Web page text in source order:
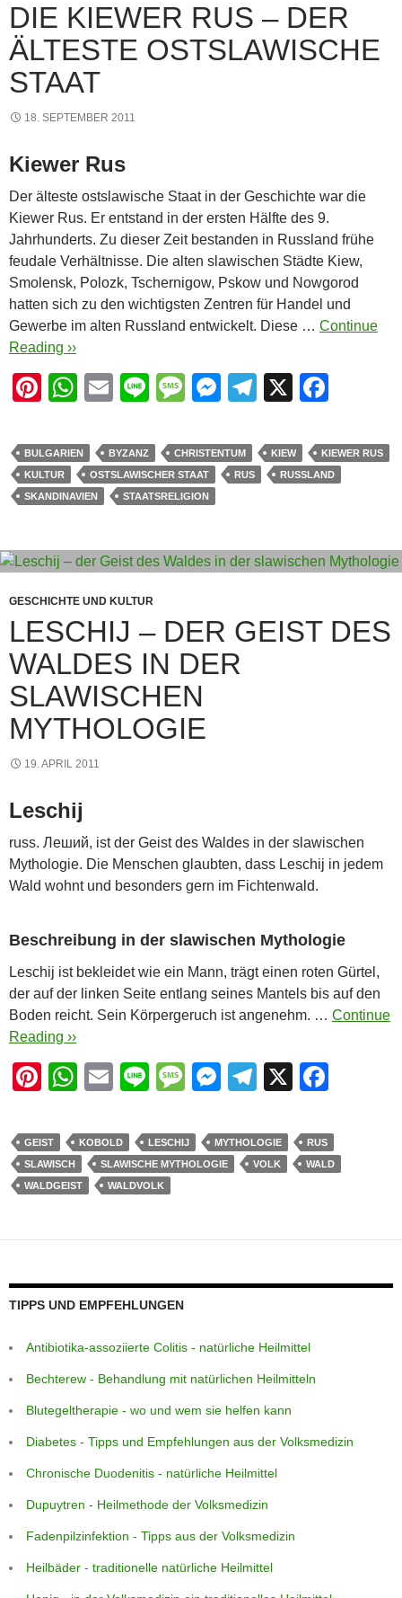
DIE KIEWER RUS – DER
ÄLTESTE OSTSLAWISCHE
STAAT
18. SEPTEMBER 2011
Kiewer Rus
Der älteste ostslawische Staat in der Geschichte war die
Kiewer Rus. Er entstand in der ersten Hälfte des 9.
Jahrhunderts. Zu dieser Zeit bestanden in Russland frühe
feudale Verhältnisse. Die alten slawischen Städte Kiew,
Smolensk, Polozk, Tschernigow, Pskow und Nowgorod
hatten sich zu den wichtigsten Zentren für Handel und
Gewerbe im alten Russland entwickelt. Diese … Continue
Reading ››
Pi
er
e
st
W
at
s
A
p
E
ail
Li
e
M
ss
a
g
M
ss
e
er
T
e
gr
X
c
e
o
BULGARIEN BYZANZ CHRISTENTUM KIEW
KIEWER RUS
KULTUR
OSTSLAWISCHER STAAT RUS
RUSSLAND
SKANDINAVIEN
STAATSRELIGION
GESCHICHTE UND KULTUR
LESCHIJ – DER GEIST DES
WALDES IN DER
SLAWISCHEN
MYTHOLOGIE
19. APRIL 2011
Leschij
russ. Леший, ist der Geist des Waldes in der slawischen
Mythologie. Die Menschen glaubten, dass Leschij in jedem
Wald wohnt und besonders gern im Fichtenwald.
Beschreibung in der slawischen Mythologie
Leschij ist bekleidet wie ein Mann, trägt einen roten Gürtel,
der auf der linken Seite entlang seines Mantels bis auf den
Boden reicht. Sein Körpergeruch ist angenehm. … Continue
Reading ››
Pi
er
e
st
W
at
s
A
p
E
ail
Li
e
M
ss
a
M
ss
e
er
T
e
gr
X
c
e
o
k
GEIST KOBOLD LESCHIJ MYTHOLOGIE
RUS
SLAWISCH
SLAWISCHE MYTHOLOGIE VOLK
WALD
WALDGEIST
WALDVOLK
TIPPS UND EMPFEHLUNGEN
Antibiotika-assoziierte Colitis - natürliche Heilmittel
Bechterew - Behandlung mit natürlichen Heilmitteln
Blutegeltherapie - wo und wem sie helfen kann
Diabetes - Tipps und Empfehlungen aus der Volksmedizin
Chronische Duodenitis - natürliche Heilmittel
Dupuytren - Heilmethode der Volksmedizin
Fadenpilzinfektion - Tipps aus der Volksmedizin
Heilbäder - traditionelle natürliche Heilmittel